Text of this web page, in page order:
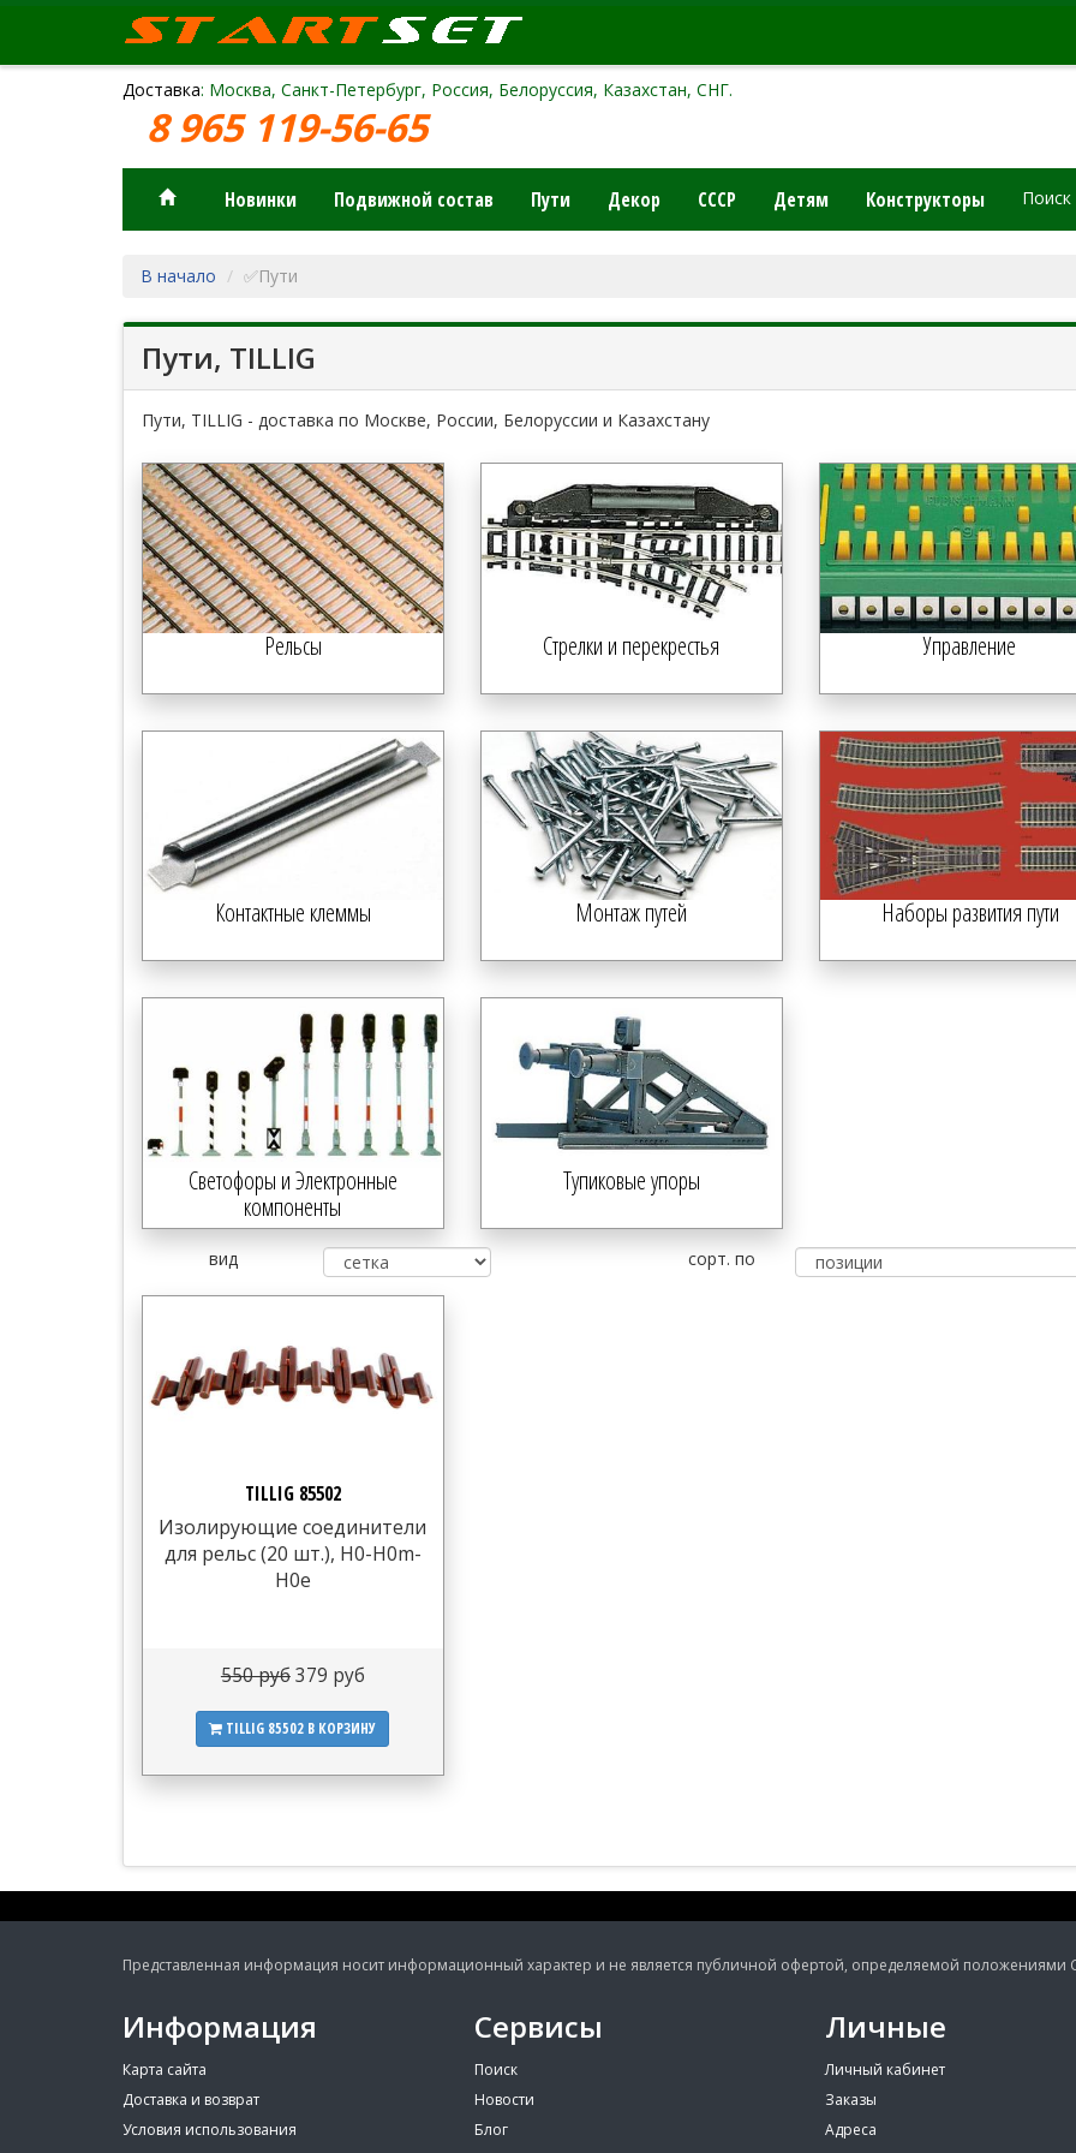
Доставка: Москва, Санкт-Петербург, Россия, Белоруссия, Казахстан, СНГ.
8 965 119-56-65
Новинки Подвижной состав Пути Декор СССР Детям Конструкторы Поиск
В начало ✅Пути
Пути, TILLIG
Пути, TILLIG - доставка по Москве, России, Белоруссии и Казахстану
Рельсы Стрелки и перекрестья Управление
Контактные клеммы Монтаж путей Наборы развития пути
Светофоры и Электронные
компоненты
Тупиковые упоры
вид сорт. по
TILLIG 85502
Изолирующие соединители
для рельс (20 шт.), H0-H0m-
H0e
550 руб379 руб
TILLIG 85502 В КОРЗИНУ
Представленная информация носит информационный характер и не является публичной офертой, определяемой положениями
Информация
Карта сайта
Доставка и возврат
Условия использования
Сервисы
Поиск
Новости
Блог
Личные
Личный кабинет
Заказы
Адреса